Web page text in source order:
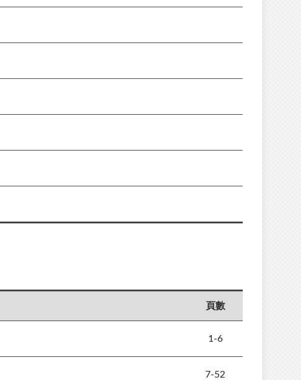
頁數
1-6
7-52